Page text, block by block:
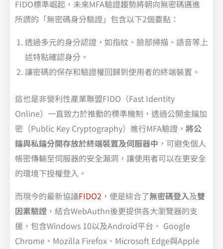
FIDO標準崛起，未來MFA驗證趨勢將朝向無密碼邁進
所謂的「無密碼身分驗證」包含以下2個要點：
透過多元的身分認證，如指紋、臉部掃描、語音等上
述特點確認身分。
讓密碼的保存和驗證權回歸到使用者的終端裝置。
這也是非營利性產業聯盟FIDO（Fast Identity
Online）一直致力於推動的標準機制，透過公開金鑰加
密（Public Key Cryptography）進行MFA驗證， 將公
鑰與私鑰分開存放於終端裝置及伺服器中 ，可避免個人
帳密傳輸至伺服器的安全漏洞，讓使用者可以在更安全
的環境下授權登入。
而現今的最新協議FIDO2 ，便是綜合了無密碼登入及雙
因素驗證 ，結合WebAuthn後更提供各大瀏覽器的支
援，包含Windows 10以及Android平台、 Google
Chrome、Mozilla Firefox、Microsoft Edge與Apple